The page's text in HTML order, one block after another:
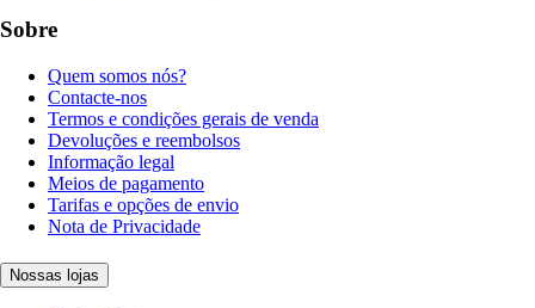
Sobre
Quem somos nós?
Contacte-nos
Termos e condições gerais de venda
Devoluções e reembolsos
Informação legal
Meios de pagamento
Tarifas e opções de envio
Nota de Privacidade
Nossas lojas